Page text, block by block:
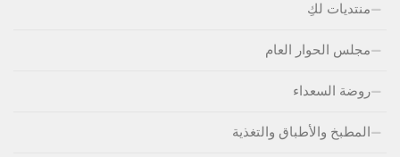
منتديات لكِ
مجلس الحوار العام
روضة السعداء
المطبخ والأطباق والتغذية